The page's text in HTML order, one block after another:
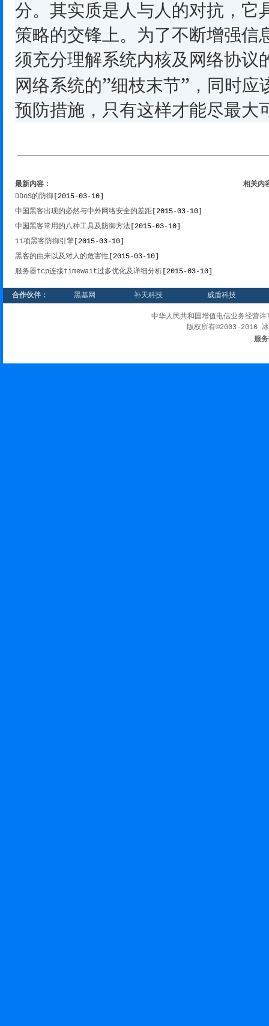
分。其实质是人与人的对抗，它
策略的交锋上。为了不断增强信
须充分理解系统内核及网络协议
网络系统的”细枝末节” ，同时
预防措施，只有这样才能尽最大
最新内容：
DDoS的防御 [2015-03-10]
中国黑客出现的必然与中外网络安全的差距 [2015-03-10]
中国黑客常用的八种工具及防御方法 [2015-03-10]
11项黑客防御引擎 [2015-03-10]
黑客的由来以及对人的危害性 [2015-03-10]
服务器tcp连接timewait过多优化及详细分析 [2015-03-10]
相关内
合作伙伴： 黑基网 补天科技 威盾科技
中华人民共和国增值电信业务经营许
版权所有©2003-2016
服